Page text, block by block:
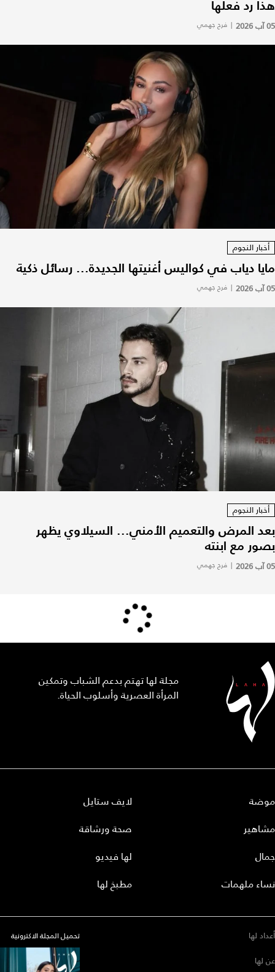
هذا رد فعلها
05 آب 2026 | فرح جهمي
أخبار النجوم
مايا دياب في كواليس أغنيتها الجديدة... رسائل ذكية
05 آب 2026 | فرح جهمي
أخبار النجوم
بعد المرض والتعميم الأمني... السيلاوي يظهر
بصور مع ابنته
05 آب 2026 | فرح جهمي
مجلة لها تهتم بدعم الشباب وتمكين
المرأة العصرية وأسلوب الحياة.
موضة
مشاهير
جمال
نساء ملهمات
لايف ستايل
صحة ورشاقة
لها فيديو
مطبخ لها
أعداد لها
عن لها
تحميل المجلة الاكترونية